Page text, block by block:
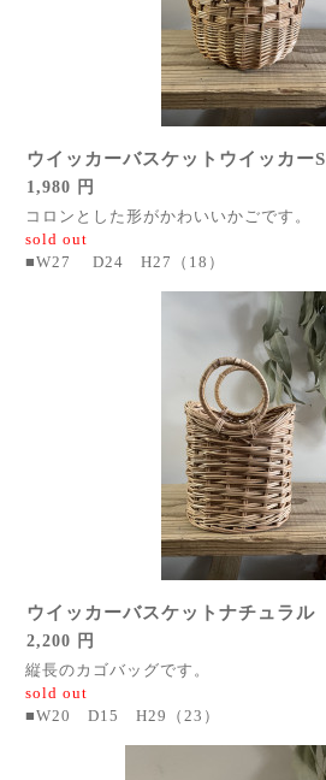
ウイッカーバスケットウイッカーS
1,980 円
コロンとした形がかわいいかごです。
sold out
■W27 D24 H27（18）
ウイッカーバスケットナチュラル
2,200 円
縦長のカゴバッグです。
sold out
■W20 D15 H29（23）